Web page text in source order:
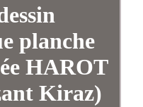
planche
HAROT
Kiraz)